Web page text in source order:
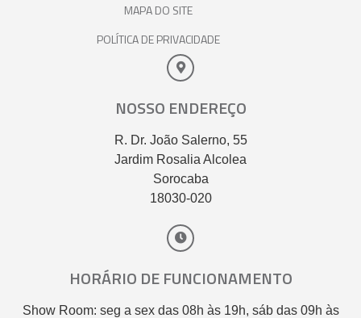
MAPA DO SITE
POLÍTICA DE PRIVACIDADE
NOSSO ENDEREÇO
R. Dr. João Salerno, 55
Jardim Rosalia Alcolea
Sorocaba
18030-020
HORÁRIO DE FUNCIONAMENTO
Show Room: seg a sex das 08h às 19h, sáb das 09h às